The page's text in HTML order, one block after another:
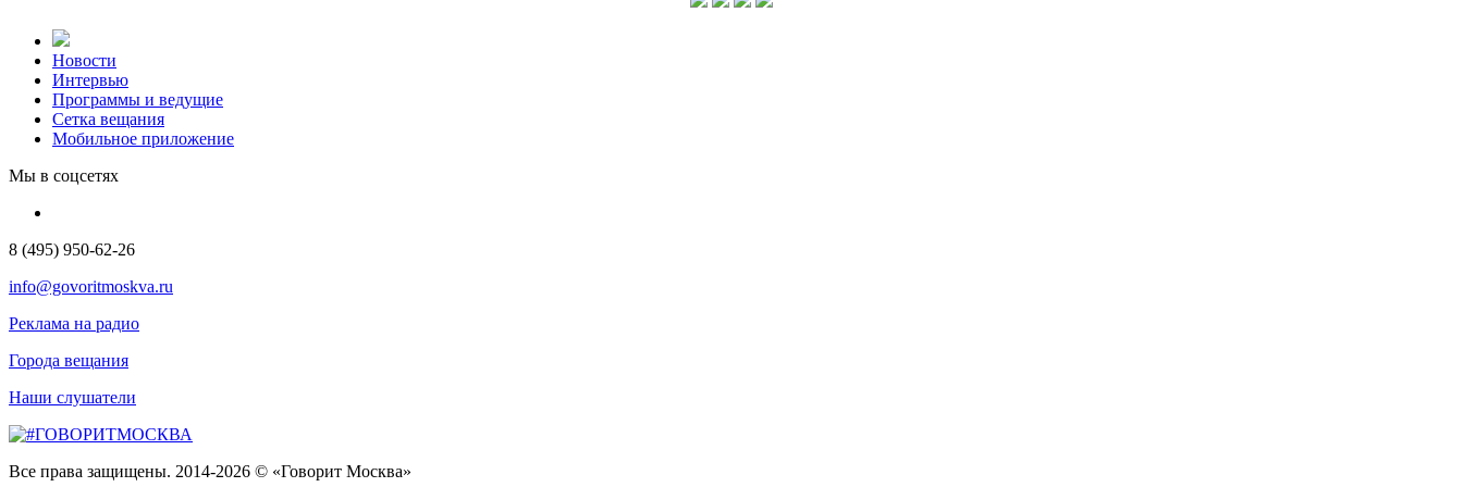
Новости
Интервью
Программы и ведущие
Сетка вещания
Мобильное приложение
Мы в соцсетях
8 (495) 950-62-26
info@govoritmoskva.ru
Реклама на радио
Города вещания
Наши слушатели
Все права защищены. 2014-2026 © «Говорит Москва»